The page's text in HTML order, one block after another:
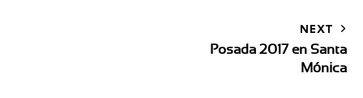
NEXT
Posada 2017 en Santa
Mónica